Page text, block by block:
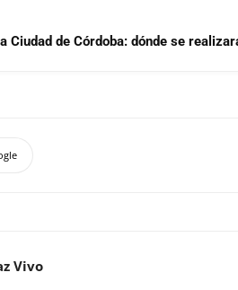
Ciudad de Córdoba: dónde se
Vivo